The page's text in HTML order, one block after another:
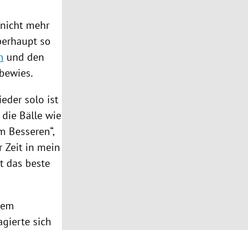
mehr
so
und den
solo ist
Bälle wie
Besseren“,
Zeit in mein
das beste
sich